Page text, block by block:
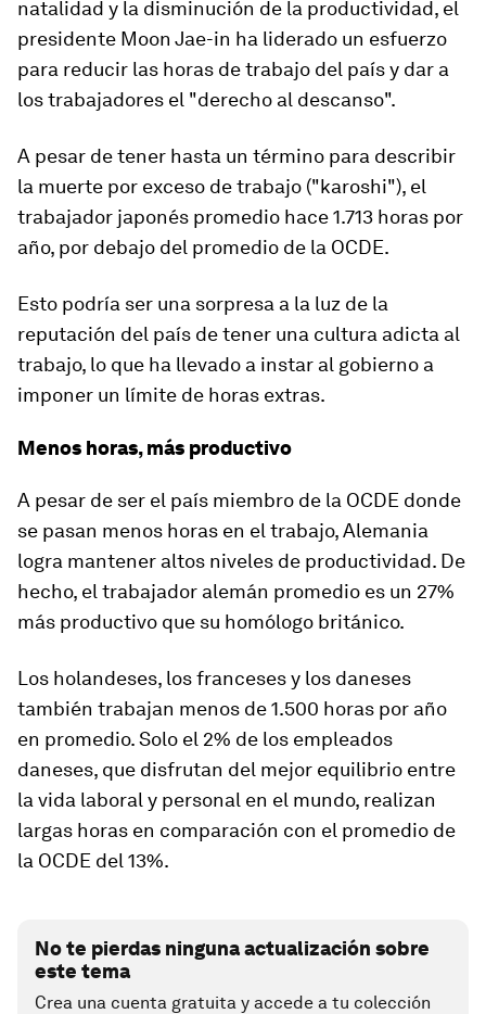
natalidad y la disminución de la productividad, el
presidente Moon Jae-in ha liderado un esfuerzo
para reducir las horas de trabajo del país y dar a
los trabajadores el "derecho al descanso".
A pesar de tener hasta un término para describir
la muerte por exceso de trabajo ("karoshi"), el
trabajador japonés promedio hace 1.713 horas por
año, por debajo del promedio de la OCDE.
Esto podría ser una sorpresa a la luz de la
reputación del país de tener una cultura adicta al
trabajo, lo que ha llevado a instar al gobierno a
imponer un límite de horas extras.
Menos horas, más productivo
A pesar de ser el país miembro de la OCDE donde
se pasan menos horas en el trabajo, Alemania
logra mantener altos niveles de productividad. De
hecho, el trabajador alemán promedio es un 27%
más productivo que su homólogo británico.
Los holandeses, los franceses y los daneses
también trabajan menos de 1.500 horas por año
en promedio. Solo el 2% de los empleados
daneses, que disfrutan del mejor equilibrio entre
la vida laboral y personal en el mundo, realizan
largas horas en comparación con el promedio de
la OCDE del 13%.
No te pierdas ninguna actualización sobre
este tema
Crea una cuenta gratuita y accede a tu colección